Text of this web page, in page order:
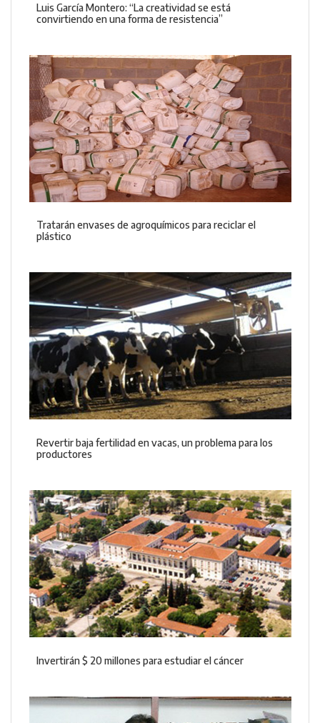
Luis García Montero: “La creatividad se está
convirtiendo en una forma de resistencia”
Tratarán envases de agroquímicos para reciclar el
plástico
Revertir baja fertilidad en vacas, un problema para los
productores
Invertirán $ 20 millones para estudiar el cáncer